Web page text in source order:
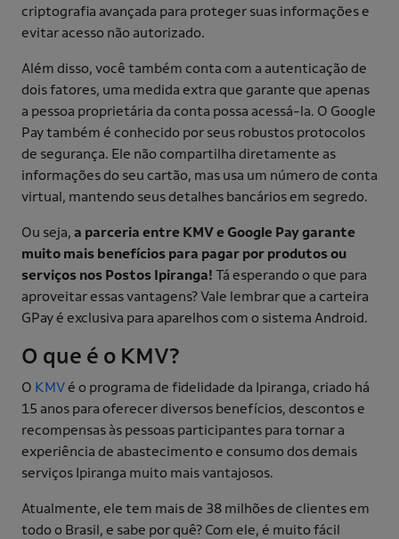
criptografia avançada para proteger suas informações e
evitar acesso não autorizado.
Além disso, você também conta com a autenticação de
dois fatores, uma medida extra que garante que apenas
a pessoa proprietária da conta possa acessá-la. O Google
Pay também é conhecido por seus robustos protocolos
de segurança. Ele não compartilha diretamente as
informações do seu cartão, mas usa um número de conta
virtual, mantendo seus detalhes bancários em segredo.
Ou seja, a parceria entre KMV e Google Pay garante
muito mais benefícios para pagar por produtos ou
serviços nos Postos Ipiranga! Tá esperando o que para
aproveitar essas vantagens? Vale lembrar que a carteira
GPay é exclusiva para aparelhos com o sistema Android.
O que é o KMV?
O KMVé o programa de fidelidade da Ipiranga, criado há
15 anos para oferecer diversos benefícios, descontos e
recompensas às pessoas participantes para tornar a
experiência de abastecimento e consumo dos demais
serviços Ipiranga muito mais vantajosos.
Atualmente, ele tem mais de 38 milhões de clientes em
todo o Brasil, e sabe por quê? Com ele, é muito fácil